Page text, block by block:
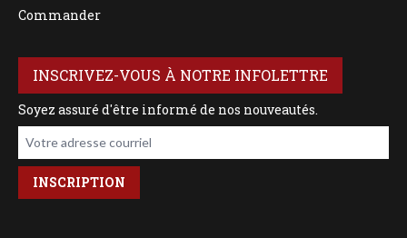
Commander
INSCRIVEZ-VOUS À NOTRE INFOLETTRE
Soyez assuré d'être informé de nos nouveautés.
Votre adresse courriel